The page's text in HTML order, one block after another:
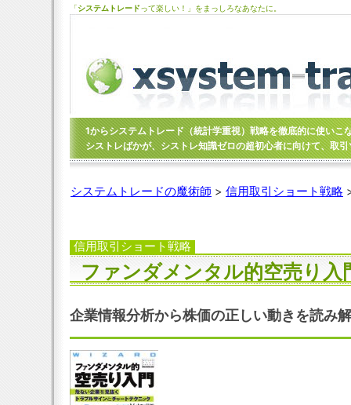
「システムトレードって楽しい！」をまっしろなあなたに。
1からシステムトレード（統計学重視）戦略を徹底的に使い
シストレばかが、シストレ知識ゼロの超初心者に向けて、取
システムトレードの魔術師 > 信用取引ショート戦略
信用取引ショート戦略
ファンダメンタル的空売り入
企業情報分析から株価の正しい動きを読み